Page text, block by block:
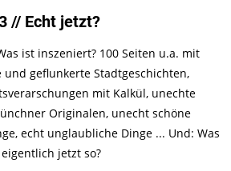
// Echt jetzt?
ist inszeniert? 100 Seiten u.a. mit
und geflunkerte Stadtgeschichten,
mit Kalkül, unechte
Originalen, unecht schöne
echt unglaubliche Dinge ... Und: Was
jetzt so?